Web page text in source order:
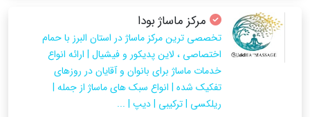
مرکز ماساژ بودا
تخصصی ترین مرکز ماساژ در استان البرز با حمام
اختصاصی ، لاین پدیکور و فیشیال | ارائه انواع
خدمات ماساژ برای بانوان و آقایان در روزهای
تفکیک شده | انواع سبک های ماساژ از جمله |
ریلکسی | ترکیبی | دیپ | ...